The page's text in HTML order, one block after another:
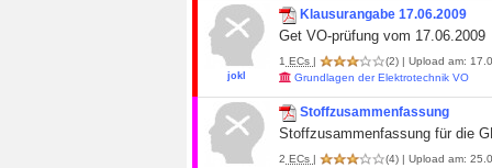
jokl
Klausurangabe 17.06.2009
Get VO-prüfung vom 17.06.2009
1 ECs | (2) | Upload am:
Grundlagen der Elektrotechnik VO
Stoffzusammenfassung
Stoffzusammenfassung für die
2 ECs | (4) | Upload am: